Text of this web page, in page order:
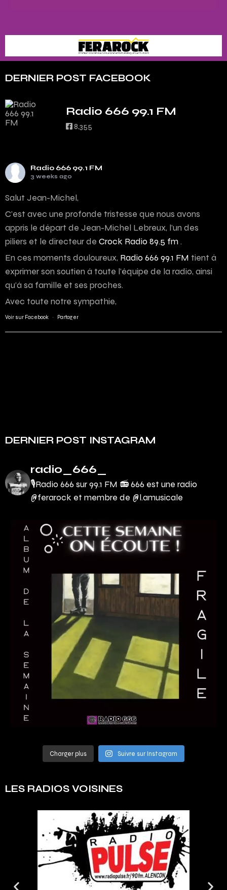
DERNIER POST FACEBOOK
Radio 666 99.1 FM
8,355
Radio 666 99.1 FM
3 weeks ago
Salut Jean-Michel,
C’est avec une profonde tristesse que nous avons
appris le départ de Jean-Michel Lebreux, l’un des
piliers et le directeur de Crock Radio 89.5 fm.
En ces moments douloureux, Radio 666 99.1 FM tient à
exprimer son soutien à toute l’équipe de la radio, ainsi
qu’à sa famille et ses proches.
Avec toute notre sympathie,
Voir sur Facebook · Partager
DERNIER POST INSTAGRAM
radio_666_
🎙Radio 666 sur 99.1 FM 📻666 est une radio
@ferarock et membre de @l.amusicale
Charger plus Suivre sur Instagram
LES RADIOS VOISINES